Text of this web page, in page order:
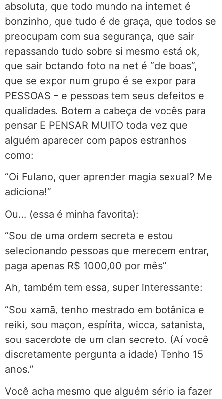
absoluta, que todo mundo na internet é
bonzinho, que tudo é de graça, que todos se
preocupam com sua segurança, que sair
repassando tudo sobre si mesmo está ok,
que sair botando foto na net é “de boas”,
que se expor num grupo é se expor para
PESSOAS – e pessoas tem seus defeitos e
qualidades. Botem a cabeça de vocês para
pensar E PENSAR MUITO toda vez que
alguém aparecer com papos estranhos
como:
“Oi Fulano, quer aprender magia sexual? Me
adiciona!”
Ou… (essa é minha favorita):
“Sou de uma ordem secreta e estou
selecionando pessoas que merecem entrar,
paga apenas R$ 1000,00 por mês”
Ah, também tem essa, super interessante:
“Sou xamã, tenho mestrado em botânica e
reiki, sou maçon, espírita, wicca, satanista,
sou sacerdote de um clan secreto. (Aí você
discretamente pergunta a idade) Tenho 15
anos.”
Você acha mesmo que alguém sério ia fazer